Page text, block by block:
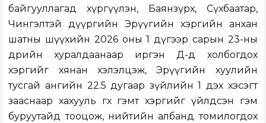
байгууллагад хүргүүлэн, Баянзүрх, Сүхбаатар,
Чингэлтэй дүүргийн Эрүүгийн хэргийн анхан
шатны шүүхийн 2026 оны 1 дүгээр сарын 23-ны
өдрийн хуралдаанаар иргэн Д-д холбогдох
хэргийг хянан хэлэлцэж, Эрүүгийн хуулийн
тусгай ангийн 22.5 дугаар зүйлийн 1 дэх хэсэгт
зааснаар хахууль өгөх гэмт хэргийг үйлдсэн гэм
буруутайд тооцож, нийтийн албанд томилогдох